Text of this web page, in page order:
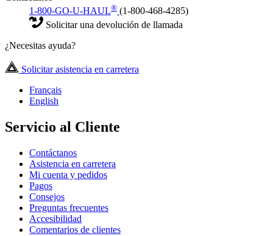
1-800-GO-U-HAUL® (1-800-468-4285)
Solicitar una devolución de llamada
¿Necesitas ayuda?
Solicitar asistencia en carretera
Français
English
Servicio al Cliente
Contáctanos
Asistencia en carretera
Mi cuenta y pedidos
Pagos
Consejos
Preguntas frecuentes
Accesibilidad
Comentarios de clientes